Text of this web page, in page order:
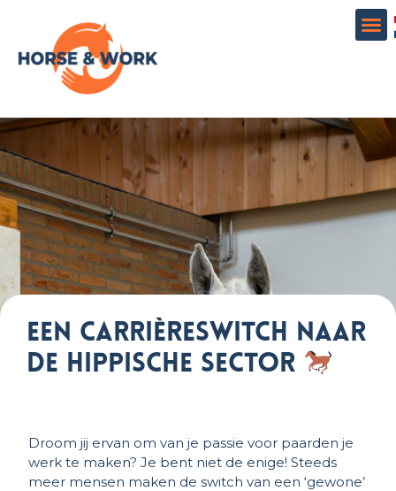
Een carrièreswitch naar
de Hippische Sector
Droom jij ervan om van je passie voor paarden je
werk te maken? Je bent niet de enige! Steeds
meer mensen maken de switch van een ‘gewone’